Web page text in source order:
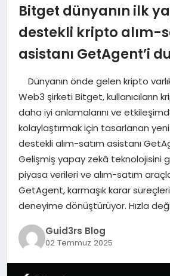
SPOR
SAĞLIK
EKONOMI
MAGAZIN
EĞITIM
Bitget dünyanın ilk
destekli kripto alım-
asistanı GetAgent’i
Dünyanın önde gelen kripto
Web3 şirketi Bitget, kullanıcıların
daha iyi anlamalarını ve
kolaylaştırmak için tasarlanan
destekli alım-satım asistanı
Gelişmiş yapay zekâ teknolojisini
piyasa verileri ve alım-satım
GetAgent, karmaşık karar
deneyime dönüştürüyor. Hızla
Guid3rs Blog
02 Temmuz 2025